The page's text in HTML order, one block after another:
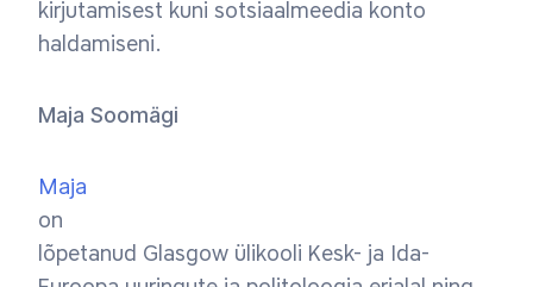
kirjutamisest kuni sotsiaalmeedia konto
haldamiseni.
Maja Soomägi
Maja
on
lõpetanud Glasgow ülikooli Kesk- ja Ida-